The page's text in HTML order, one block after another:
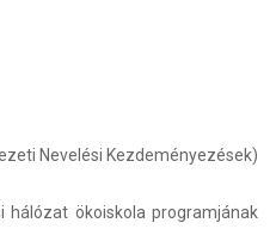
Nevelési Kezdeményezések)
ökoiskola programjának